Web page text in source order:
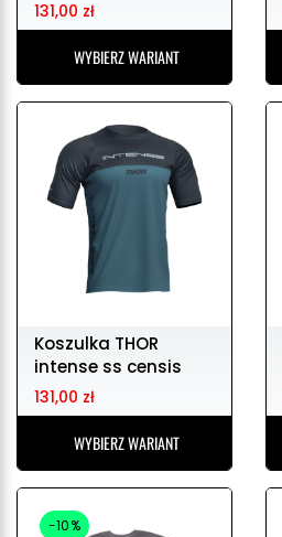
131,00 zł
WYBIERZ WARIANT
Koszulka THOR
intense ss censis
t/m
131,00 zł
WYBIERZ WARIANT
-10%